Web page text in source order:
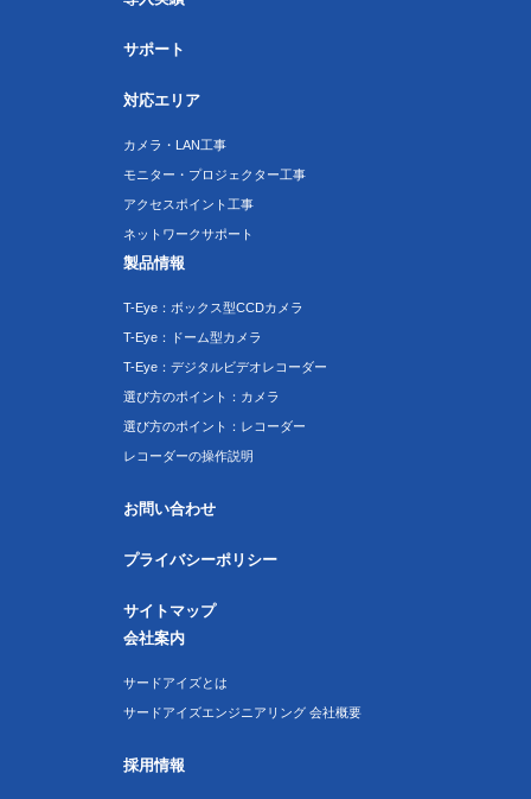
サポート
対応エリア
カメラ・LAN工事
モニター・プロジェクター工事
アクセスポイント工事
ネットワークサポート
製品情報
T-Eye：ボックス型CCDカメラ
T-Eye：ドーム型カメラ
T-Eye：デジタルビデオレコーダー
選び方のポイント：カメラ
選び方のポイント：レコーダー
レコーダーの操作説明
お問い合わせ
プライバシーポリシー
サイトマップ
会社案内
サードアイズとは
サードアイズエンジニアリング 会社概要
採用情報